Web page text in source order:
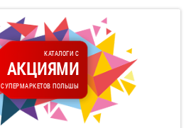
КАТАЛОГИ С
АКЦИЯМИ
СУПЕРМАРКЕТОВ ПОЛЬШЫ